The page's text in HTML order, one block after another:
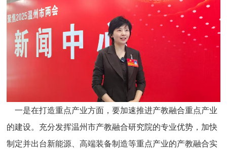
一是在打造重点产业方面，要加速推进产教融合重点产业
的建设。充分发挥温州市产教融合研究院的专业优势，加快
制定并出台新能源、高端装备制造等重点产业的产教融合实